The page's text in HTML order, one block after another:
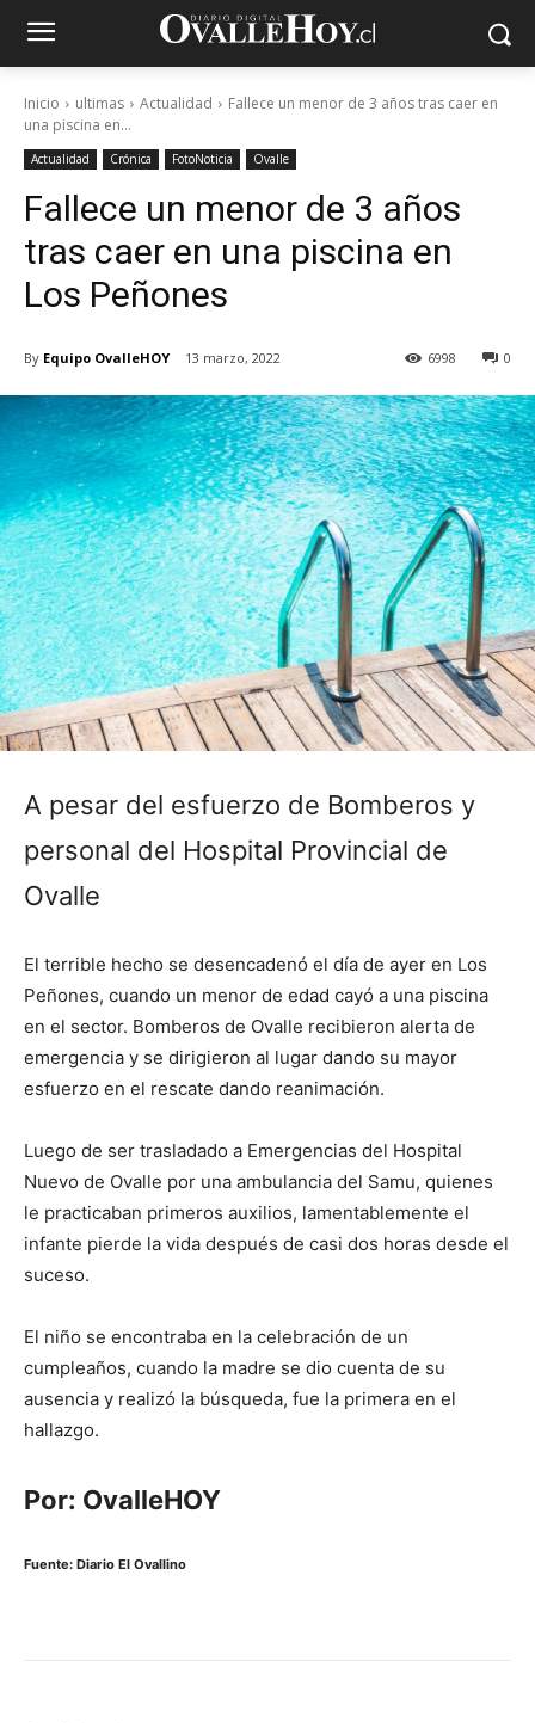
Inicio ultimas Actualidad
Fallece un menor de 3 años tras caer en
una piscina en...
Actualidad Crónica FotoNoticia Ovalle
Fallece un menor de 3 años
tras caer en una piscina en
Los Peñones
By Equipo OvalleHOY 13 marzo, 2022 0
6998
A pesar del esfuerzo de Bomberos y
personal del Hospital Provincial de
Ovalle
El terrible hecho se desencadenó el día de ayer en Los
Peñones, cuando un menor de edad cayó a una piscina
en el sector. Bomberos de Ovalle recibieron alerta de
emergencia y se dirigieron al lugar dando su mayor
esfuerzo en el rescate dando reanimación.
Luego de ser trasladado a Emergencias del Hospital
Nuevo de Ovalle por una ambulancia del Samu, quienes
le practicaban primeros auxilios, lamentablemente el
infante pierde la vida después de casi dos horas desde el
suceso.
El niño se encontraba en la celebración de un
cumpleaños, cuando la madre se dio cuenta de su
ausencia y realizó la búsqueda, fue la primera en el
hallazgo.
Por: OvalleHOY
Fuente: Diario El Ovallino